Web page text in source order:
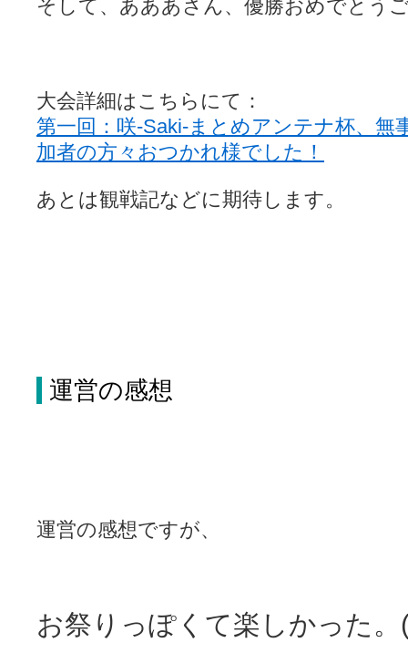
そして、あああさん、優勝おめでとう
大会詳細はこちらにて：
第一回：咲-Saki-まとめアンテナ杯、無
加者の方々おつかれ様でした！
あとは観戦記などに期待します。
運営の感想
運営の感想ですが、
お祭りっぽくて楽しかった。